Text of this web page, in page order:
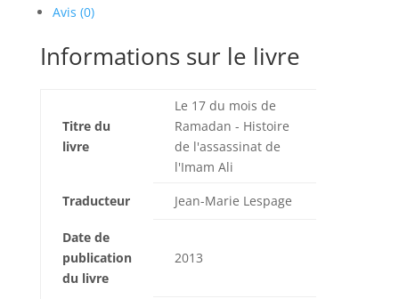
Avis (0)
Informations sur le livre
Titre du
livre
Le 17 du mois de
Ramadan - Histoire
de l'assassinat de
l'Imam Ali
Traducteur
Jean-Marie Lespage
Date de
publication
du livre
2013